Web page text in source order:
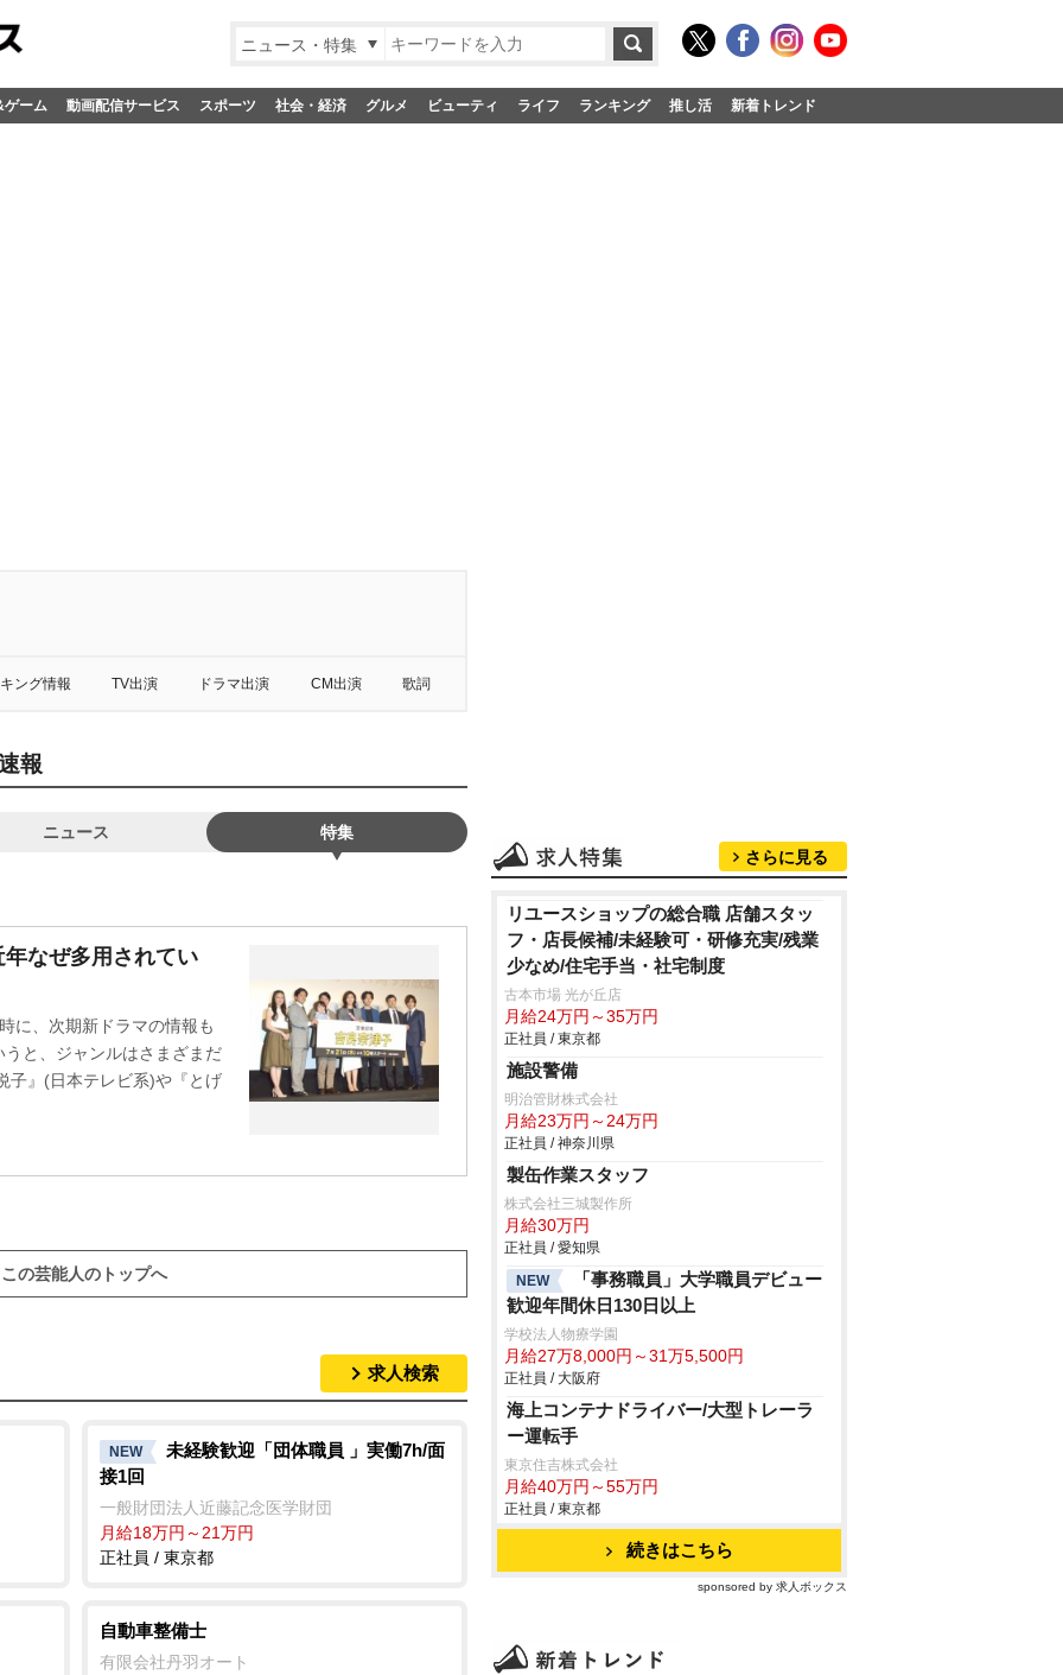
ニュース・特集
ゲーム 動画配信サービス スポーツ 社会・経済 グルメ ビューティ ライフ ランキング 推し活 新着トレンド
ング情報 TV出演 ドラマ出演 CM出演 歌詞
報
ニュース 特集
なぜ多用されてい
に、次期新ドラマの情報も
と、ジャンルはさまざまだ
子』(日本テレビ系)や『とげ
この芸能人のトップへ
求人検索
NEW
未経験歓迎「団体職員 」実働7h/面
接1回
一般財団法人近藤記念医学財団
月給18万円～21万円
正社員 / 東京都
自動車整備士
有限会社丹羽オート
さらに見る
リユースショップの総合職 店舗スタッ
フ・店長候補/未経験可・研修充実/残業
少なめ/住宅手当・社宅制度
古本市場 光が丘店
月給24万円～35万円
正社員 / 東京都
施設警備
明治管財株式会社
月給23万円～24万円
正社員 / 神奈川県
製缶作業スタッフ
株式会社三城製作所
月給30万円
正社員 / 愛知県
NEW
「事務職員」大学職員デビュー
歓迎年間休日130日以上
学校法人物療学園
月給27万8,000円～31万5,500円
正社員 / 大阪府
海上コンテナドライバー/大型トレーラ
ー運転手
東京住吉株式会社
月給40万円～55万円
正社員 / 東京都
続きはこちら
sponsored by 求人ボックス